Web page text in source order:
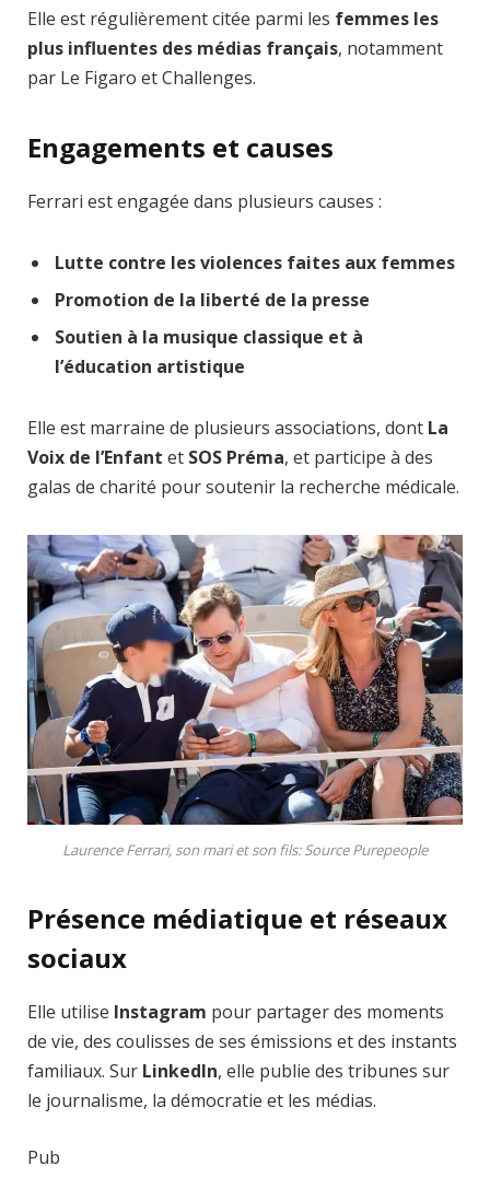
Elle est régulièrement citée parmi les femmes les
plus influentes des médias français, notamment
par Le Figaro et Challenges.
Engagements et causes
Ferrari est engagée dans plusieurs causes :
Lutte contre les violences faites aux femmes
Promotion de la liberté de la presse
Soutien à la musique classique et à
l’éducation artistique
Elle est marraine de plusieurs associations, dont La
Voix de l’Enfant et SOS Préma, et participe à des
galas de charité pour soutenir la recherche médicale.
Laurence Ferrari, son mari et son fils: Source Purepeople
Présence médiatique et réseaux
sociaux
Elle utilise Instagram pour partager des moments
de vie, des coulisses de ses émissions et des instants
familiaux. Sur LinkedIn, elle publie des tribunes sur
le journalisme, la démocratie et les médias.
Pub